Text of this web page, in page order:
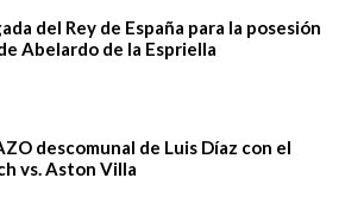
del Rey de España para la posesión
Abelardo de la Espriella
descomunal de Luis Díaz con el
vs. Aston Villa